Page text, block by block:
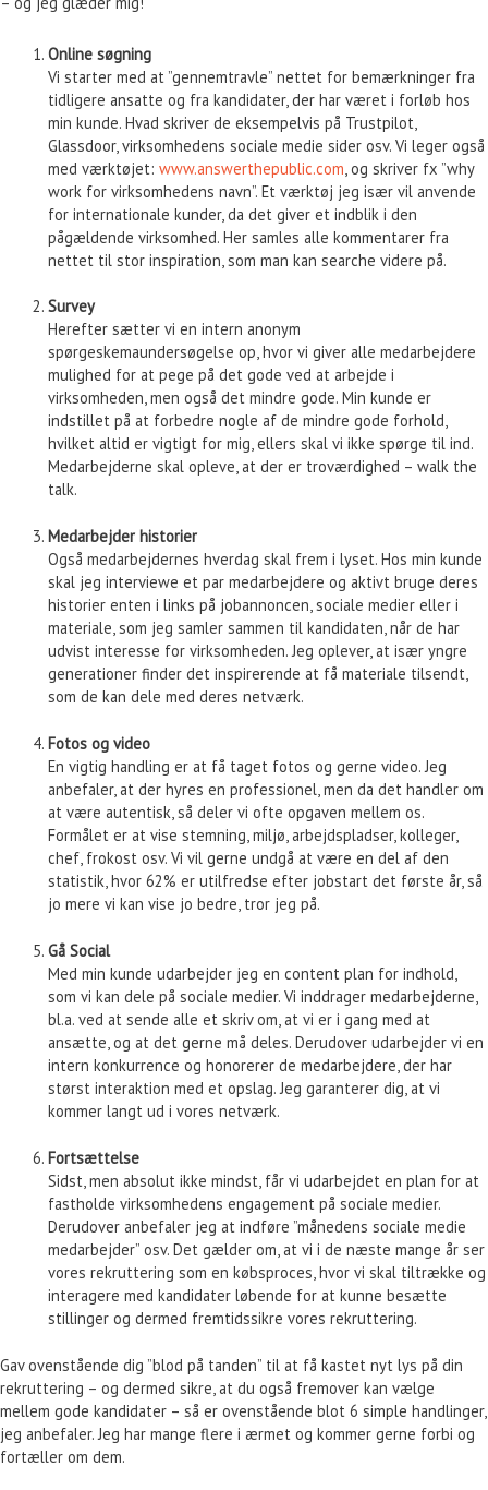
Online søgning
Vi starter med at ”gennemtravle” nettet for bemærkninger fra
tidligere ansatte og fra kandidater, der har været i forløb hos
min kunde. Hvad skriver de eksempelvis på Trustpilot,
Glassdoor, virksomhedens sociale medie sider osv. Vi leger også
med værktøjet: www.answerthepublic.com , og skriver fx ”why
work for virksomhedens navn”. Et værktøj jeg især vil anvende
for internationale kunder, da det giver et indblik i den
pågældende virksomhed. Her samles alle kommentarer fra
nettet til stor inspiration, som man kan searche videre på.
Survey
Herefter sætter vi en intern anonym
spørgeskemaundersøgelse op, hvor vi giver alle medarbejdere
mulighed for at pege på det gode ved at arbejde i
virksomheden, men også det mindre gode. Min kunde er
indstillet på at forbedre nogle af de mindre gode forhold,
hvilket altid er vigtigt for mig, ellers skal vi ikke spørge til ind.
Medarbejderne skal opleve, at der er troværdighed – walk the
talk.
Medarbejder historier
Også medarbejdernes hverdag skal frem i lyset. Hos min kunde
skal jeg interviewe et par medarbejdere og aktivt bruge deres
historier enten i links på jobannoncen, sociale medier eller i
materiale, som jeg samler sammen til kandidaten, når de har
udvist interesse for virksomheden. Jeg oplever, at især yngre
generationer finder det inspirerende at få materiale tilsendt,
som de kan dele med deres netværk.
Fotos og video
En vigtig handling er at få taget fotos og gerne video. Jeg
anbefaler, at der hyres en professionel, men da det handler om
at være autentisk, så deler vi ofte opgaven mellem os.
Formålet er at vise stemning, miljø, arbejdspladser, kolleger,
chef, frokost osv. Vi vil gerne undgå at være en del af den
statistik, hvor 62% er utilfredse efter jobstart det første år, så
jo mere vi kan vise jo bedre, tror jeg på.
Gå Social
Med min kunde udarbejder jeg en content plan for indhold,
som vi kan dele på sociale medier. Vi inddrager medarbejderne,
bl.a. ved at sende alle et skriv om, at vi er i gang med at
ansætte, og at det gerne må deles. Derudover udarbejder vi en
intern konkurrence og honorerer de medarbejdere, der har
størst interaktion med et opslag. Jeg garanterer dig, at vi
kommer langt ud i vores netværk.
Fortsættelse
Sidst, men absolut ikke mindst, får vi udarbejdet en plan for at
fastholde virksomhedens engagement på sociale medier.
Derudover anbefaler jeg at indføre ”månedens sociale medie
medarbejder” osv. Det gælder om, at vi i de næste mange år ser
vores rekruttering som en købsproces, hvor vi skal tiltrække og
interagere med kandidater løbende for at kunne besætte
stillinger og dermed fremtidssikre vores rekruttering.
Gav ovenstående dig ”blod på tanden” til at få kastet nyt lys på din
rekruttering – og dermed sikre, at du også fremover kan vælge
mellem gode kandidater – så er ovenstående blot 6 simple handlinger,
jeg anbefaler. Jeg har mange flere i ærmet og kommer gerne forbi og
fortæller om dem.